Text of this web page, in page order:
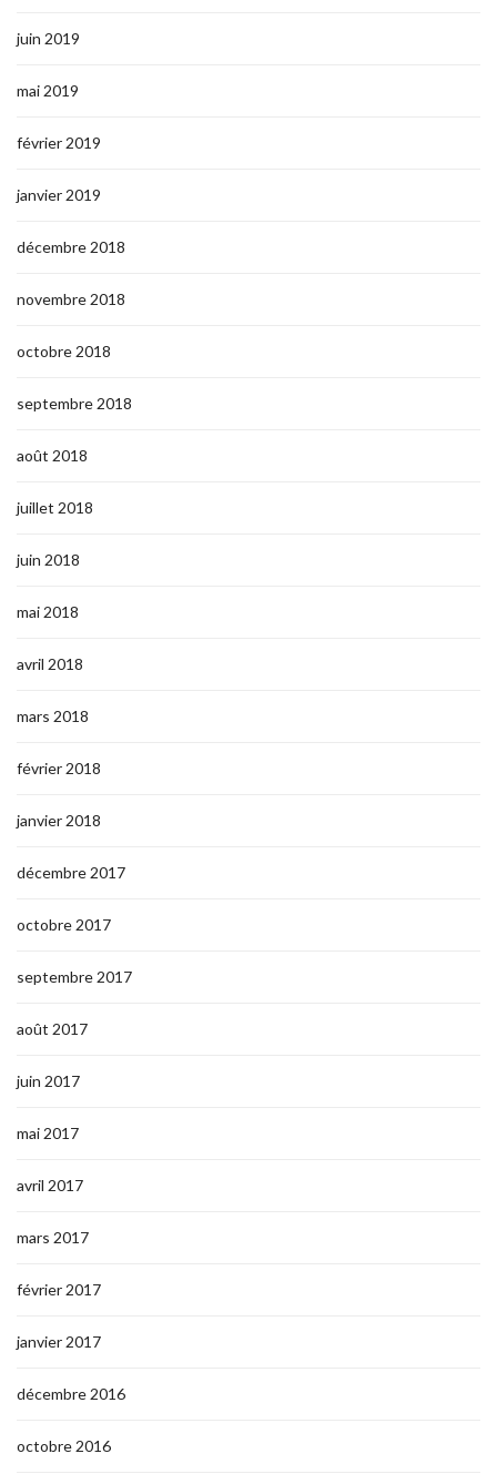
juin 2019
mai 2019
février 2019
janvier 2019
décembre 2018
novembre 2018
octobre 2018
septembre 2018
août 2018
juillet 2018
juin 2018
mai 2018
avril 2018
mars 2018
février 2018
janvier 2018
décembre 2017
octobre 2017
septembre 2017
août 2017
juin 2017
mai 2017
avril 2017
mars 2017
février 2017
janvier 2017
décembre 2016
octobre 2016